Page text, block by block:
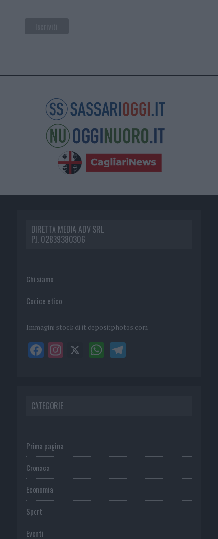
DIRETTA MEDIA ADV SRL
P.I. 02839380306
Chi siamo
Codice etico
Immagini stock di it.depositphotos.com
CATEGORIE
Prima pagina
Cronaca
Economia
Sport
Eventi